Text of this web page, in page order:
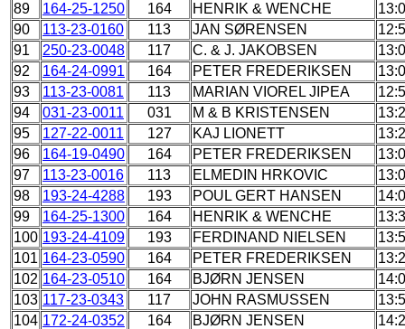
89
164-25-1250 164 HENRIK & WENCHE
90
113-23-0160 113 JAN SØRENSEN
91
250-23-0048 117 C. & J. JAKOBSEN
92
164-24-0991 164 PETER FREDERIKSEN
93
113-23-0081 113 MARIAN VIOREL JIPEA
94
031-23-0011 031 M & B KRISTENSEN
95
127-22-0011 127 KAJ LIONETT
96
164-19-0490 164 PETER FREDERIKSEN
97
113-23-0016 113 ELMEDIN HRKOVIC
98
193-24-4288 193 POUL GERT HANSEN
99
164-25-1300 164 HENRIK & WENCHE
100 193-24-4109 193 FERDINAND NIELSEN
101 164-23-0590 164 PETER FREDERIKSEN
102 164-23-0510 164 BJØRN JENSEN
103 117-23-0343 117 JOHN RASMUSSEN
104 172-24-0352 164 BJØRN JENSEN